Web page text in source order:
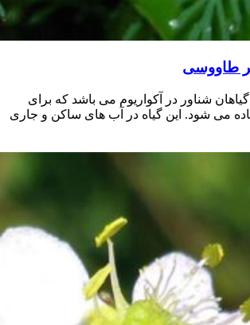
طاووسی
شناور در آکواریوم می باشد که برای
می شود. این گیاه در آب های ساکن و جاری